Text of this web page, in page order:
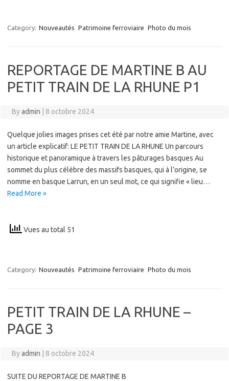
Category: Nouveautés Patrimoine ferroviaire Photo du mois
REPORTAGE DE MARTINE B AU
PETIT TRAIN DE LA RHUNE P1
Byadmin 8 octobre 2024
Quelque jolies images prises cet été par notre amie Martine, avec
un article explicatif: LE PETIT TRAIN DE LA RHUNE Un parcours
historique et panoramique à travers les pâturages basques Au
sommet du plus célèbre des massifs basques, qui à l’origine, se
nomme en basque Larrun, en un seul mot, ce qui signifie « lieu…
Read More »
Vues au total 51
Category: Nouveautés Patrimoine ferroviaire Photo du mois
PETIT TRAIN DE LA RHUNE –
PAGE 3
Byadmin 8 octobre 2024
SUITE DU REPORTAGE DE MARTINE B